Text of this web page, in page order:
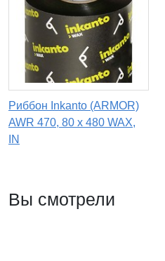
Риббон Inkanto (ARMOR)
AWR 470, 80 х 480 WAX,
IN
Вы смотрели